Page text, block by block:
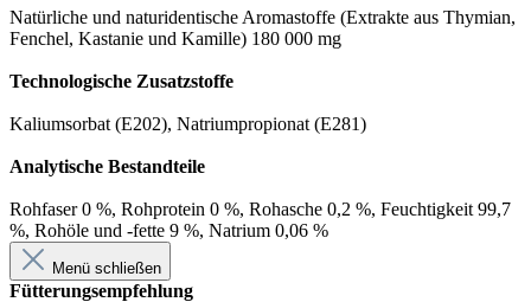
Natürliche und naturidentische Aromastoffe (Extrakte aus Thymian,
Fenchel, Kastanie und Kamille) 180 000 mg
Technologische Zusatzstoffe
Kaliumsorbat (E202), Natriumpropionat (E281)
Analytische Bestandteile
Rohfaser 0 %, Rohprotein 0 %, Rohasche 0,2 %, Feuchtigkeit 99,7
%, Rohöle und -fette 9 %, Natrium 0,06 %
Menü schließen
Fütterungsempfehlung